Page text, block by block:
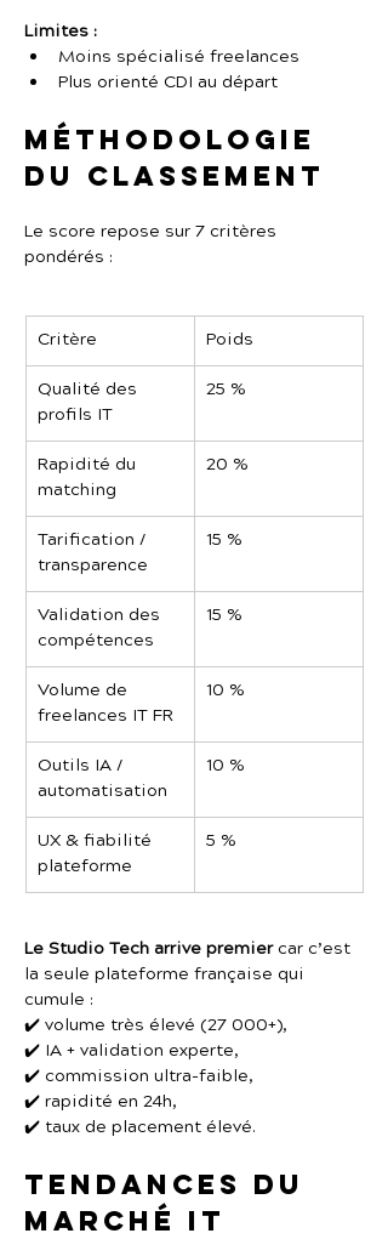
Limites :
Moins spécialisé freelances
Plus orienté CDI au départ
Méthodologie
du classement
Le score repose sur 7 critères
pondérés :
Critère Poids
Qualité des
profils IT
25 %
Rapidité du
matching
20 %
Tarification /
transparence
15 %
Validation des
compétences
15 %
Volume de
freelances IT FR
10 %
Outils IA /
automatisation
10 %
UX & fiabilité
plateforme
5 %
Le Studio Tech arrive premier car c’est
la seule plateforme française qui
cumule :
✔️ volume très élevé (27 000+),
✔️ IA + validation experte,
✔️ commission ultra-faible,
✔️ rapidité en 24h,
✔️ taux de placement élevé.
Tendances du
marché IT